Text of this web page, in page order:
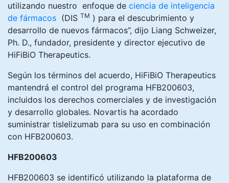
utilizando nuestro enfoque de ciencia de inteligencia
de fármacos (DIS TM ) para el descubrimiento y
desarrollo de nuevos fármacos”, dijo Liang Schweizer,
Ph. D., fundador, presidente y director ejecutivo de
HiFiBiO Therapeutics.
Según los términos del acuerdo, HiFiBiO Therapeutics
mantendrá el control del programa HFB200603,
incluidos los derechos comerciales y de investigación
y desarrollo globales. Novartis ha acordado
suministrar tislelizumab para su uso en combinación
con HFB200603.
HFB200603
HFB200603 se identificó utilizando la plataforma de